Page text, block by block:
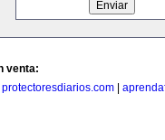
venta:
protectoresdiarios.com